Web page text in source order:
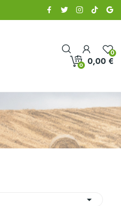
0
0,00 €
0
